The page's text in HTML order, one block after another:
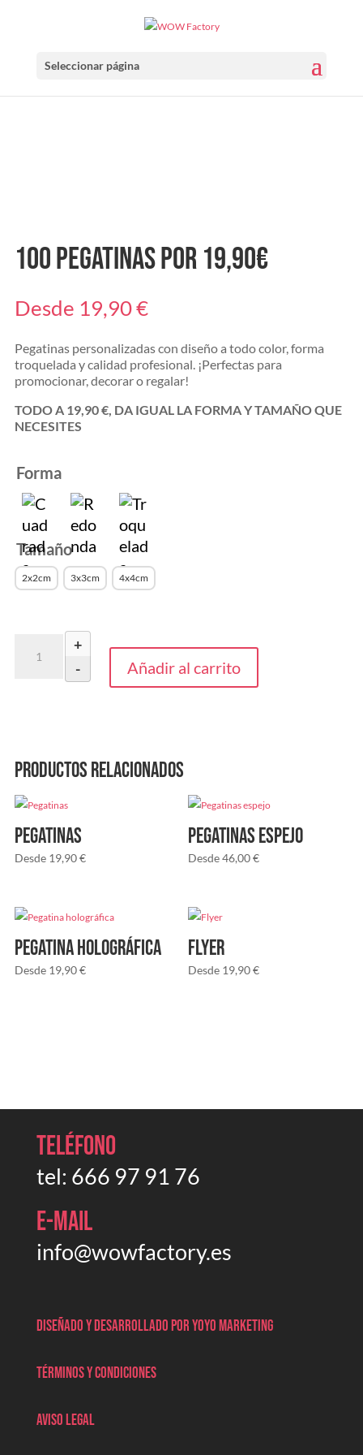
Seleccionar página
100 pegatinas por 19,90€
Desde 19,90€
Pegatinas personalizadas con diseño a todo color, forma
troquelada y calidad profesional. ¡Perfectas para
promocionar, decorar o regalar!
TODO A 19,90 €, DA IGUAL LA FORMA Y TAMAÑO QUE
NECESITES
Forma
Tamaño
2x2cm 3x3cm 4x4cm
pegatinas
-
+
Añadir al carrito
Productos relacionados
Pegatinas
Desde 19,90€
Pegatinas espejo
Desde46,00€
Pegatina holográfica
Desde 19,90€
Flyer
Desde 19,90€
Teléfono
tel: 666 97 91 76
E-mail
info@wowfactory.es
Diseñado y desarrollado por Yoyo marketing
Términos y condiciones
Aviso legal